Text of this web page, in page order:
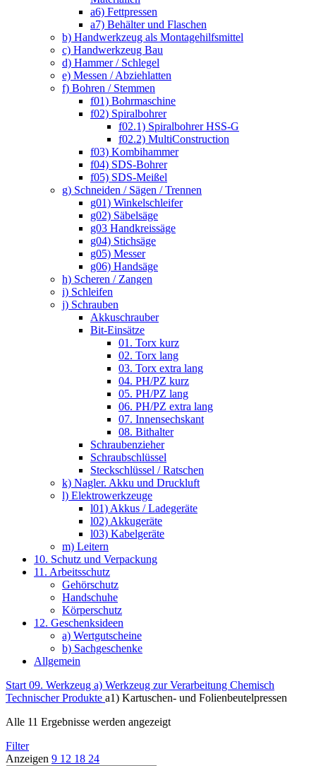
a6) Fettpressen
a7) Behälter und Flaschen
b) Handwerkzeug als Montagehilfsmittel
c) Handwerkzeug Bau
d) Hammer / Schlegel
e) Messen / Abziehlatten
f) Bohren / Stemmen
f01) Bohrmaschine
f02) Spiralbohrer
f02.1) Spiralbohrer HSS-G
f02.2) MultiConstruction
f03) Kombihammer
f04) SDS-Bohrer
f05) SDS-Meißel
g) Schneiden / Sägen / Trennen
g01) Winkelschleifer
g02) Säbelsäge
g03 Handkreissäge
g04) Stichsäge
g05) Messer
g06) Handsäge
h) Scheren / Zangen
i) Schleifen
j) Schrauben
Akkuschrauber
Bit-Einsätze
01. Torx kurz
02. Torx lang
03. Torx extra lang
04. PH/PZ kurz
05. PH/PZ lang
06. PH/PZ extra lang
07. Innensechskant
08. Bithalter
Schraubenzieher
Schraubschlüssel
Steckschlüssel / Ratschen
k) Nagler. Akku und Druckluft
l) Elektrowerkzeuge
l01) Akkus / Ladegeräte
l02) Akkugeräte
l03) Kabelgeräte
m) Leitern
10. Schutz und Verpackung
11. Arbeitsschutz
Gehörschutz
Handschuhe
Körperschutz
12. Geschenksideen
a) Wertgutscheine
b) Sachgeschenke
Allgemein
Start 09. Werkzeug a) Werkzeug zur Verarbeitung Chemisch
Technischer Produkte a1) Kartuschen- und Folienbeutelpressen
Alle 11 Ergebnisse werden angezeigt
Filter
Anzeigen 9 12 18 24